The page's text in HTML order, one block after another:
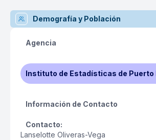
Demografía y Población
Agencia
Instituto de Estadísticas de Puerto
Información de Contacto
Contacto:
Lanselotte Oliveras-Vega